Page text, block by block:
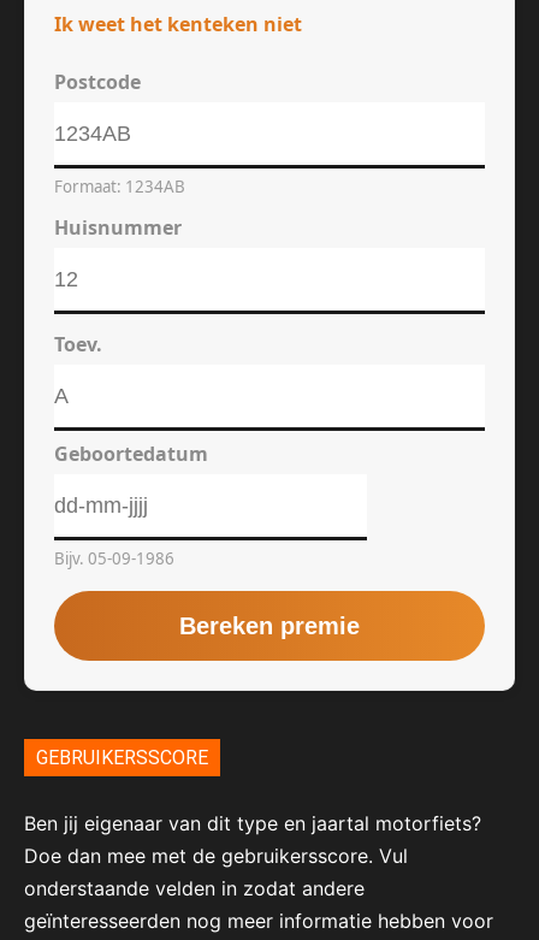
GEBRUIKERSSCORE
Ben jij eigenaar van dit type en jaartal motorfiets?
Doe dan mee met de gebruikersscore. Vul
onderstaande velden in zodat andere
geïnteresseerden nog meer informatie hebben voor